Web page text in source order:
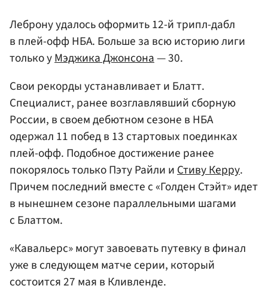
Леброну удалось оформить 12-й трипл-дабл
в плей-офф НБА. Больше за всю историю лиги
только уМэджика Джонсона— 30.
Свои рекорды устанавливает и Блатт.
Специалист, ранее возглавлявший сборную
России, в своем дебютном сезоне в НБА
одержал 11 побед в 13 стартовых поединках
плей-офф. Подобное достижение ранее
покорялось только Пэту Райли иСтиву Керру.
Причем последний вместе с «Голден Стэйт» идет
в нынешнем сезоне параллельными шагами
с Блаттом.
«Кавальерс» могут завоевать путевку в финал
уже в следующем матче серии, который
состоится 27 мая в Кливленде.